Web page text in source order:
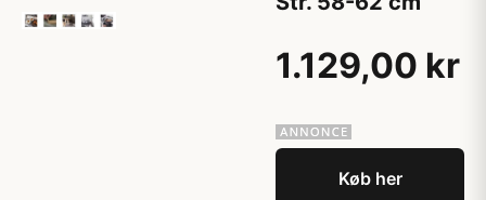
1.129,00 kr
Køb her